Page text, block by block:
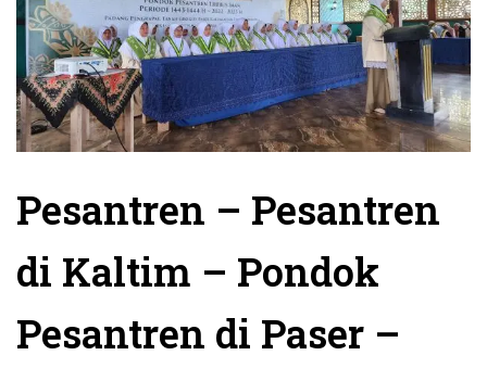
Pesantren – Pesantren
di Kaltim – Pondok
Pesantren di Paser –